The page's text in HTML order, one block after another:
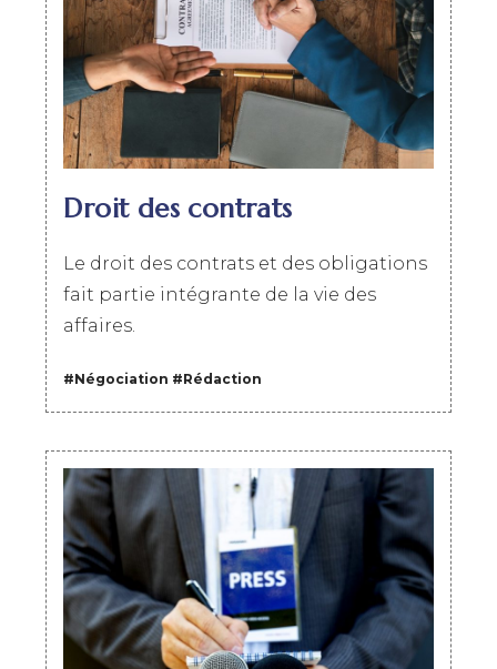
Droit des contrats
Le droit des contrats et des obligations
fait partie intégrante de la vie des
affaires.
#Négociation #Rédaction